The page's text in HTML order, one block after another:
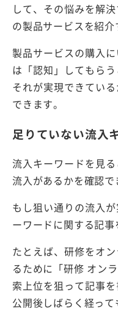
して、その悩みを解
の製品サービスを紹介
製品サービスの購入
は「認知」してもら
それが実現できてい
できます。
足りていない流入
流入キーワードを見
流入があるかを確認で
もし狙い通りの流入
ーワードに関する記事
たとえば、研修をオ
るために「研修 オン
索上位を狙って記事
公開後しばらく経っ